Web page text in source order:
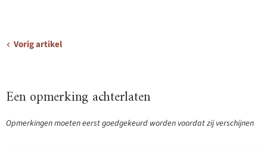
Vorig artikel
Een opmerking achterlaten
Opmerkingen moeten eerst goedgekeurd worden voordat zij verschijnen